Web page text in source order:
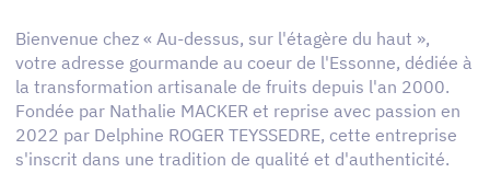
Bienvenue chez « Au-dessus, sur l'étagère du haut »,
votre adresse gourmande au coeur de l'Essonne, dédiée à
la transformation artisanale de fruits depuis l'an 2000.
Fondée par Nathalie MACKER et reprise avec passion en
2022 par Delphine ROGER TEYSSEDRE, cette entreprise
s'inscrit dans une tradition de qualité et d'authenticité.